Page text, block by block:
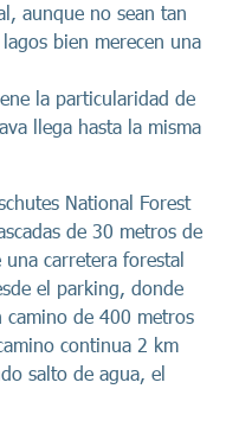
aunque no sean tan
bien merecen una
la particularidad de
llega hasta la misma
National Forest
de 30 metros de
carretera forestal
el parking, donde
camino de 400 metros
continua 2 km
salto de agua, el